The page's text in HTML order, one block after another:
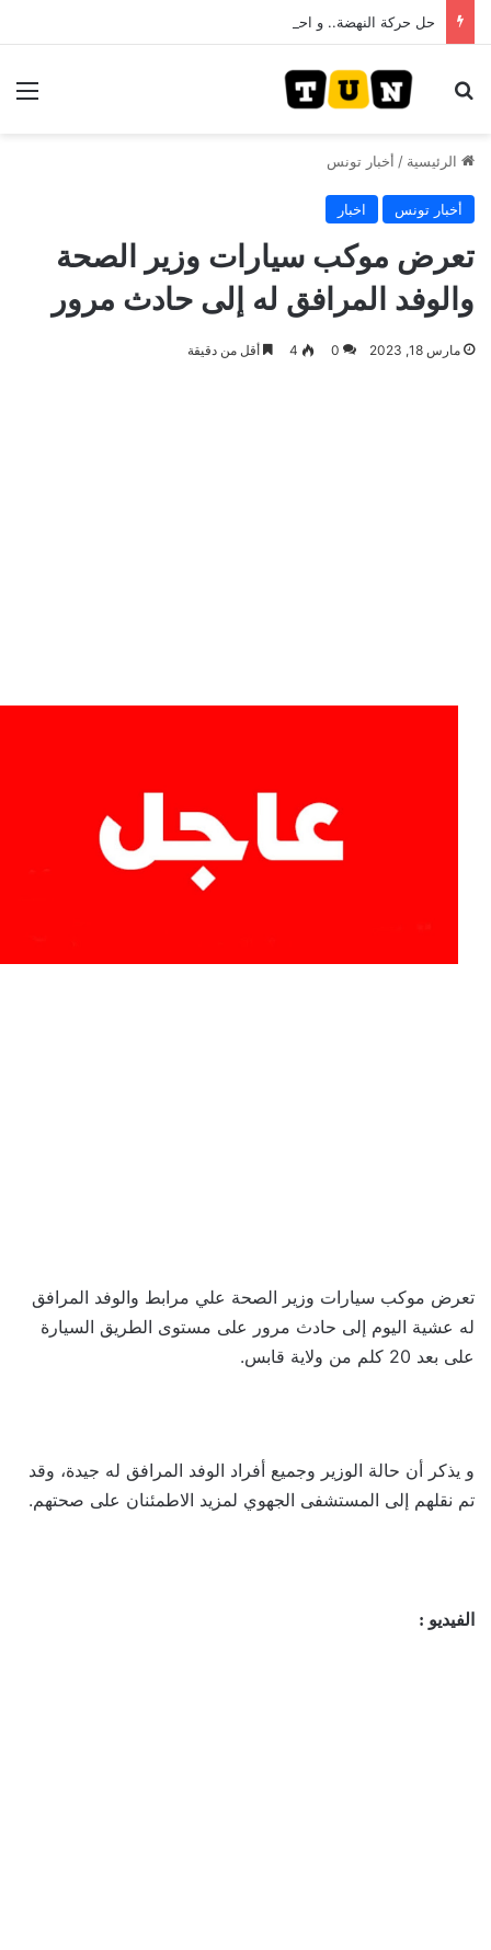
بحث عن
الرئيسية / أخبار تونس
أخبار تونس اخبار
تعرض موكب سيارات وزير الصحة
والوفد المرافق له إلى حادث مرور
مارس 18, 2023 0
4 أقل من دقيقة
تعرض موكب سيارات وزير الصحة علي مرابط والوفد المرافق
له عشية اليوم إلى حادث مرور على مستوى الطريق السيارة
على بعد 20 كلم من ولاية قابس.
و يذكر أن حالة الوزير وجميع أفراد الوفد المرافق له جيدة، وقد
تم نقلهم إلى المستشفى الجهوي لمزيد الاطمئنان على صحتهم.
الفيديو :